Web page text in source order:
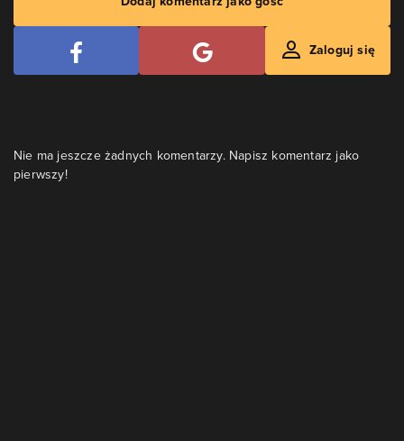
Zaloguj się
Nie ma jeszcze żadnych komentarzy. Napisz komentarz jako
pierwszy!